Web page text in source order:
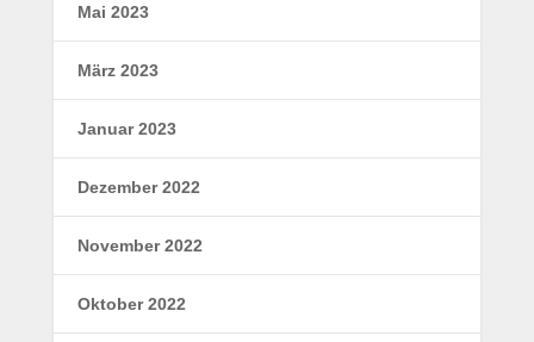
Mai 2023
März 2023
Januar 2023
Dezember 2022
November 2022
Oktober 2022